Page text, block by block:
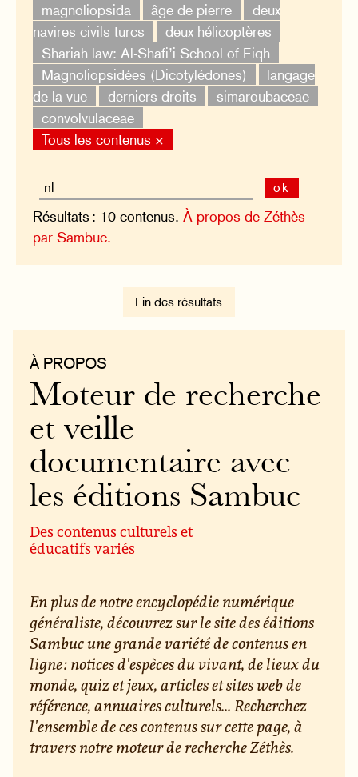
magnoliopsida
âge de pierre
deux
navires civils turcs
deux hélicoptères
Shariah law: Al-Shafi’i School of Fiqh
Magnoliopsidées (Dicotylédones)
langage
de la vue
derniers droits
simaroubaceae
convolvulaceae
Tous les contenus ×
ok
Résultats : 10 contenus.À propos de Zéthès
par Sambuc.
Fin des résultats
À PROPOS
Moteur de recherche
et veille
documentaire avec
les éditions Sambuc
Des contenus culturels et
éducatifs variés
En plus de notre encyclopédie numérique
généraliste, découvrez sur le site des éditions
Sambuc une grande variété de contenus en
ligne : notices d'espèces du vivant, de lieux du
monde, quiz et jeux, articles et sites web de
référence, annuaires culturels... Recherchez
l'ensemble de ces contenus sur cette page, à
travers notre moteur de recherche Zéthès.